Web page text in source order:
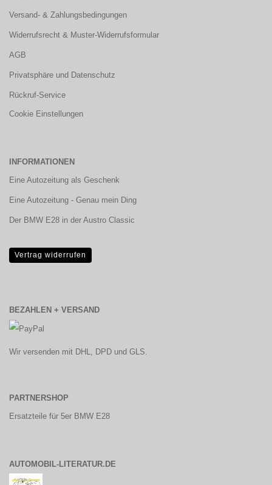
Versand- & Zahlungsbedingungen
Widerrufsrecht & Muster-Widerrufsformular
AGB
Privatsphäre und Datenschutz
Rückruf-Service
Cookie Einstellungen
INFORMATIONEN
Eine Autozeitung als Geschenk
Eine Autozeitung - Genau mein Ding
Der BMW E28 in der Austro Classic
Vertrag widerrufen
BEZAHLEN + VERSAND
Wir versenden mit DHL, DPD und GLS.
PARTNERSHOP
Ersatzteile für 5er BMW E28
AUTOMOBIL-LITERATUR.DE